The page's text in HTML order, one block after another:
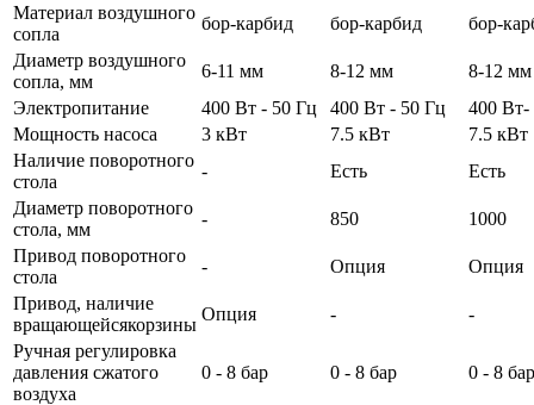
Материал воздушного
сопла
бор-карбид бор-карбид
бор-
Диаметр воздушного
сопла, мм
6-11 мм 8-12 мм
8-12 мм
Электропитание
400 Вт - 50 Гц 400 Вт - 50 Гц
400 Вт-
Мощность насоса
3 кВт 7.5 кВт
7.5 кВт
Наличие поворотного
стола
- Есть
Есть
Диаметр поворотного
стола, мм
- 850
1000
Привод поворотного
стола
- Опция
Опция
Привод, наличие
вращающейсякорзины
Опция -
-
Ручная регулировка
давления сжатого
воздуха
0 - 8 бар 0 - 8 бар 0 - 8 бар